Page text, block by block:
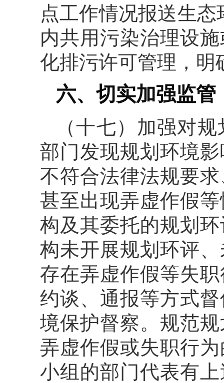
点工作情况报送生
内共用污染治理设
化排污许可管理，明
六、切实加强监管
（十七）加强对
部门发现规划环境
不符合法律法规要
甚至出现弄虚作假
构及其委托的规划
构未开展规划环评
存在弄虚作假等失
约谈、通报等方式
境保护督察。规范
弄虚作假或失职行
小组的部门代表有